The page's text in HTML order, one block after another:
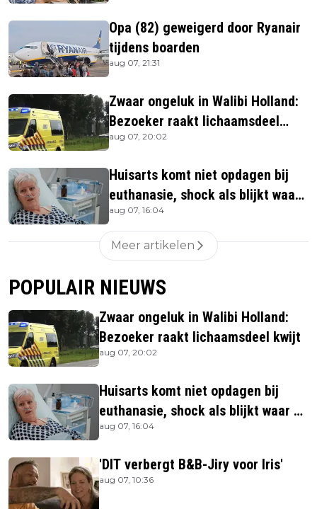
Opa (82) geweigerd door Ryanair
tijdens boarden
aug 07, 21:31
Zwaar ongeluk in Walibi Holland:
Bezoeker raakt lichaamsdeel
kwijt
aug 07, 20:02
Huisarts komt niet opdagen bij
euthanasie, shock als blijkt waar
ze is
aug 07, 16:04
Meer artikelen
POPULAIR NIEUWS
Zwaar ongeluk in Walibi Holland:
Bezoeker raakt lichaamsdeel kwijt
aug 07, 20:02
Huisarts komt niet opdagen bij
euthanasie, shock als blijkt waar ze
is
aug 07, 16:04
'DIT verbergt B&B-Jiry voor Iris'
aug 07, 10:36